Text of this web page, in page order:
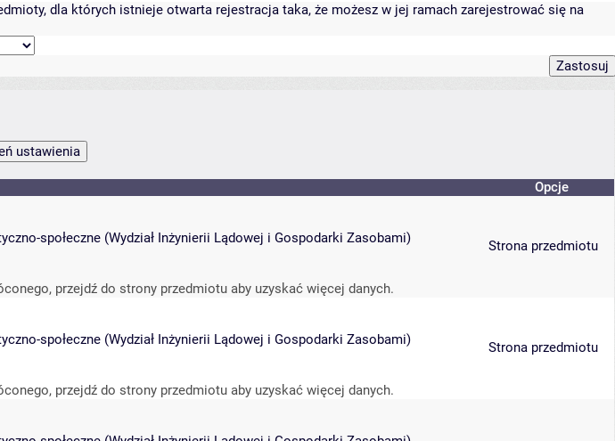
dla których istnieje otwarta rejestracja taka, że możesz w jej ramach zarejestrować się na
Opcje
społeczne (Wydział Inżynierii Lądowej i Gospodarki Zasobami)
przejdź do strony przedmiotu aby uzyskać więcej danych.
Strona przedmiotu
społeczne (Wydział Inżynierii Lądowej i Gospodarki Zasobami)
przejdź do strony przedmiotu aby uzyskać więcej danych.
Strona przedmiotu